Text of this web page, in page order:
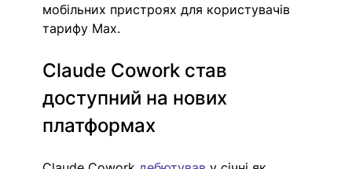
мобільних пристроях для користувачів
тарифу Max.
Claude Cowork став
доступний на нових
платформах